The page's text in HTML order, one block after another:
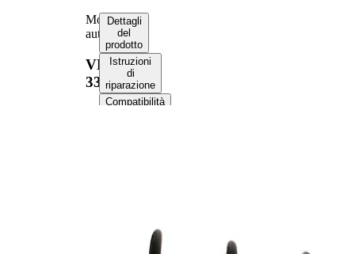
Molla
autotelaio
VKDL
33635
Dettagli
del
prodotto
Istruzioni
di
riparazione
Compatibilità
montaggio anteriore
Lunghezza
455 mm